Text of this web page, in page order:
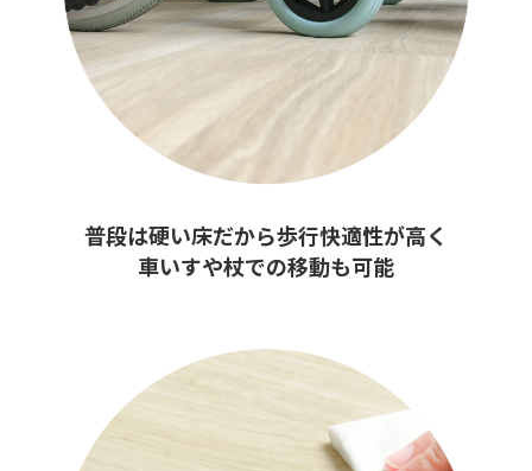
普段は硬い床だから歩行快適性が高く
車いすや杖での移動も可能